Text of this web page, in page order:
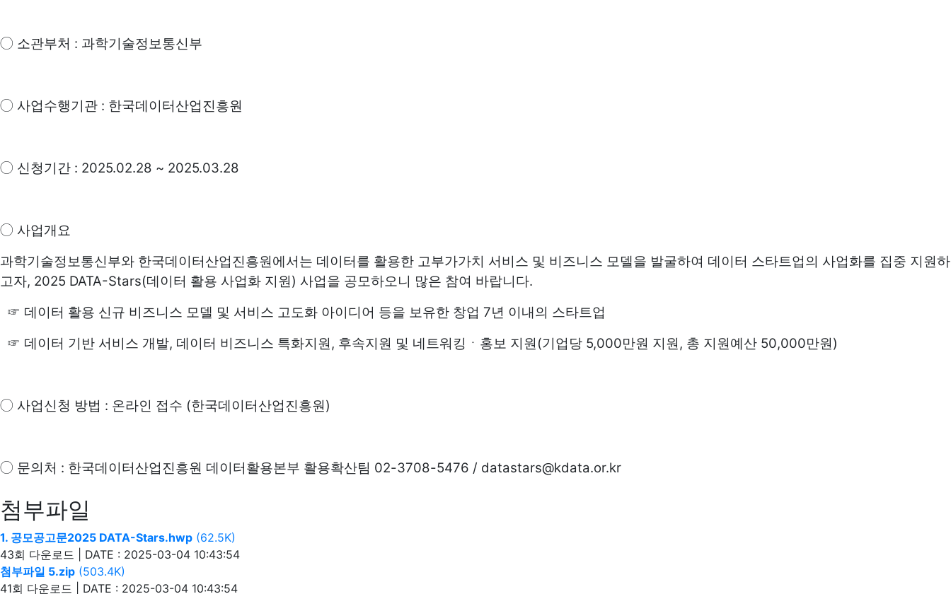
◯ 소관부처 : 과학기술정보통신부
◯ 사업수행기관 : 한국데이터산업진흥원
◯ 신청기간 : 2025.02.28 ~ 2025.03.28
◯ 사업개요
과학기술정보통신부와 한국데이터산업진흥원에서는 데이터를 활용한 고부가가치 서비스 및 비즈니스 모델을 발굴하여 데이터 스타트업의 사업화를 집중 지원하
고자, 2025 DATA-Stars(데이터 활용 사업화 지원) 사업을 공모하오니 많은 참여 바랍니다.
☞ 데이터 활용 신규 비즈니스 모델 및 서비스 고도화 아이디어 등을 보유한 창업 7년 이내의 스타트업
☞ 데이터 기반 서비스 개발, 데이터 비즈니스 특화지원, 후속지원 및 네트워킹ㆍ홍보 지원 (기업당 5,000만원 지원, 총 지원예산 50,000만원)
◯ 사업신청 방법 : 온라인 접수 (한국데이터산업진흥원)
◯ 문의처 : 한국데이터산업진흥원 데이터활용본부 활용확산팀 02-3708-5476 / datastars@kdata.or.kr
첨부파일
1. 공모공고문2025 DATA-Stars.hwp (62.5K)
43회 다운로드 | DATE : 2025-03-04 10:43:54
첨부파일 5.zip (503.4K)
41회 다운로드 | DATE : 2025-03-04 10:43:54